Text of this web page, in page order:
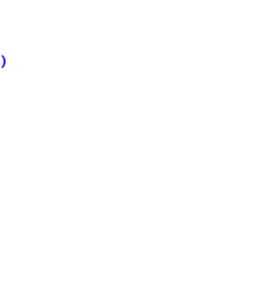
Met Borstel Wit 611 625
Wit 611